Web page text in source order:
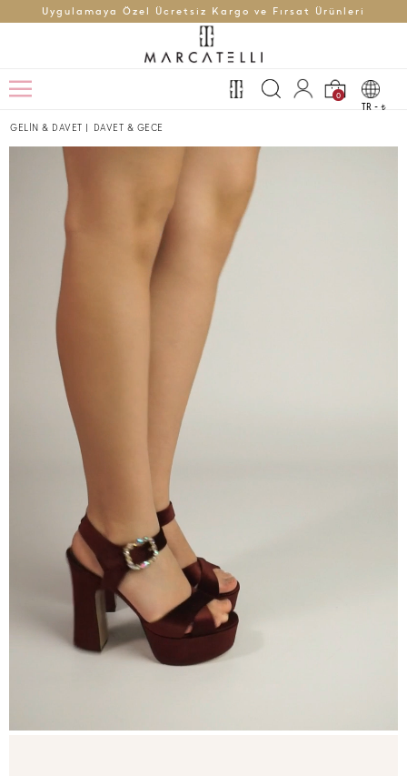
Uygulamaya Özel Ücretsiz Kargo ve Fırsat Ürünleri
0
TR - t
GELİN & DAVET | DAVET & GECE